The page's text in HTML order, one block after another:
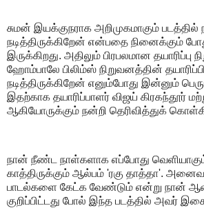
சுமன் இயக்குநராக அறிமுகமாகும் படத்தில்
நடித்திருக்கிறேன் என்பதை நினைக்கும்
இருக்கிறது. அதிலும் பிரபலமான தயாரிப்பு
ஹோம்பாலே பிலிம்ஸ் நிறுவனத்தின்
நடித்திருக்கிறேன் எனும்போது இன்னும்
இதற்காக தயாரிப்பாளர் விஜய் கிரகந்தூர்
ஆகியோருக்கும் நன்றி தெரிவித்துக்
நான் நீண்ட நாள்களாக எப்போது
காத்திருக்கும் ஆல்பம் 'ரகு தாத்தா'.
பாடல்களை கேட்க வேண்டும் என்று நான்
குறிப்பிட்டது போல் இந்த படத்தில் அவர்